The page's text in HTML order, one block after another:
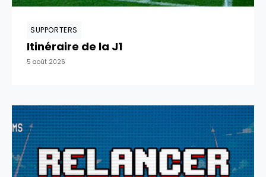
SUPPORTERS
Itinéraire de la J1
5 août 2026